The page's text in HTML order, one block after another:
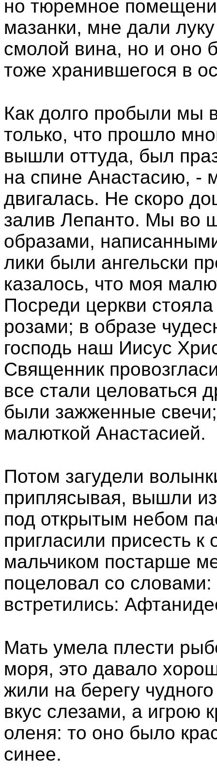
но тюремное
мазанки, мне дали
смолой вина, но и оно
тоже хранившегося в
Как долго пробыли мы
только, что прошло
вышли оттуда, был
на спине Анастасию, -
двигалась. Не скоро
залив Лепанто. Мы во
образами,
лики были ангельски
казалось, что моя
Посреди церкви
розами; в образе
господь наш Иисус
Священник
все стали целоваться
были зажженные
малюткой Анастасией.
Потом загудели
приплясывая, вышли
под открытым небом
пригласили присесть
мальчиком постарше
поцеловал со
встретились:
Мать умела плести
моря, это давало
жили на берегу
вкус слезами, а игрою
оленя: то оно было
синее.